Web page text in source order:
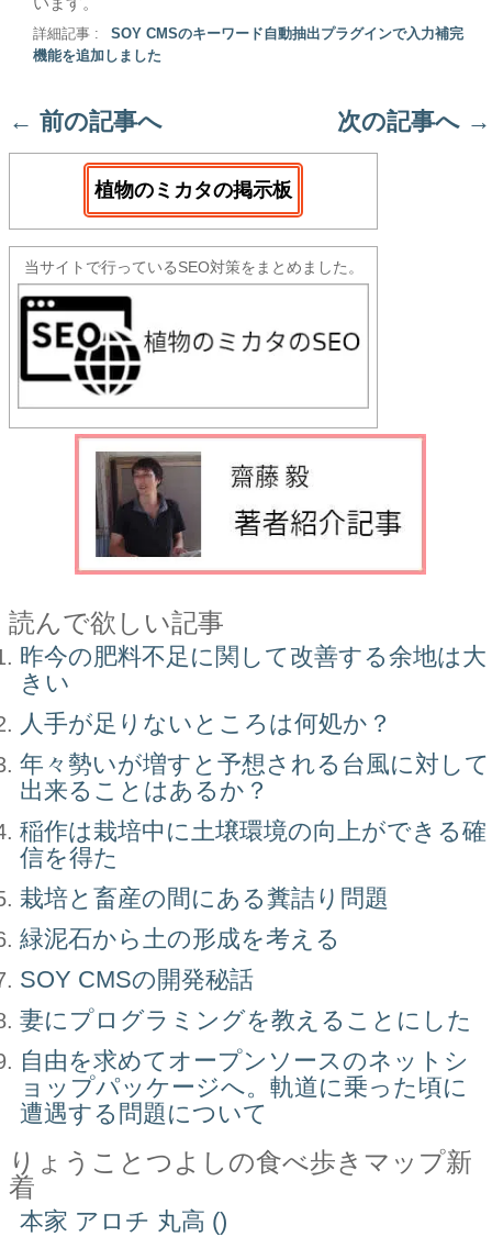
詳細記事 :
SOY CMSのキーワード自動抽出プラグインで入力補完
機能を追加しました
← 前の記事へ 次の記事へ →
植物のミカタの掲示板
当サイトで行っているSEO対策をまとめました。
読んで欲しい記事
昨今の肥料不足に関して改善する余地は大
きい
人手が足りないところは何処か？
年々勢いが増すと予想される台風に対して
出来ることはあるか？
稲作は栽培中に土壌環境の向上ができる確
信を得た
栽培と畜産の間にある糞詰り問題
緑泥石から土の形成を考える
SOY CMSの開発秘話
妻にプログラミングを教えることにした
自由を求めてオープンソースのネットシ
ョップパッケージへ。軌道に乗った頃に
遭遇する問題について
りょうことつよしの食べ歩きマップ新
着
本家 アロチ 丸高 ()